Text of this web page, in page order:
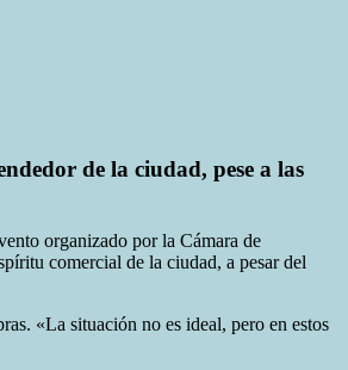
de la ciudad, pese a las
organizado por la Cámara de
comercial de la ciudad, a pesar del
«La situación no es ideal, pero en estos